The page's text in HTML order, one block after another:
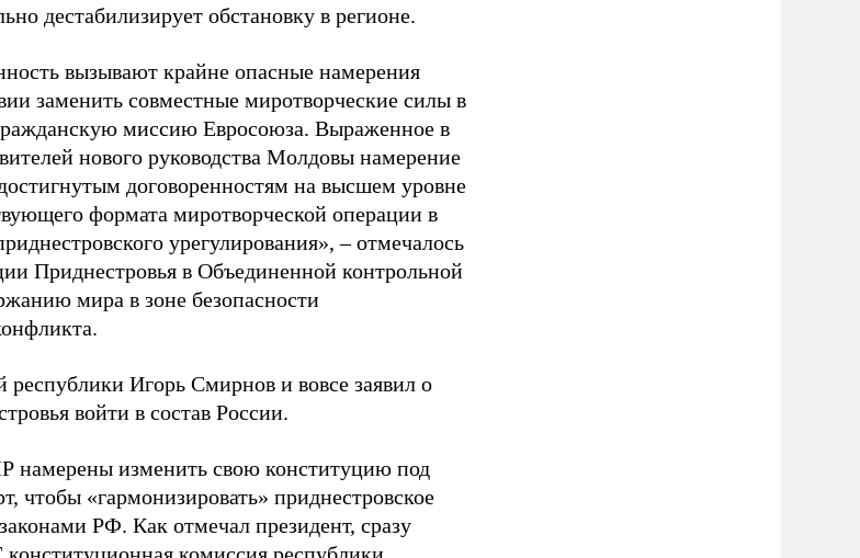
дестабилизирует обстановку в регионе.
вызывают крайне опасные намерения
заменить совместные миротворческие силы в
миссию Евросоюза. Выраженное в
нового руководства Молдовы намерение
договоренностям на высшем уровне
формата миротворческой операции в
урегулирования», – отмечалось
Приднестровья в Объединенной контрольной
мира в зоне безопасности
республики Игорь Смирнов и вовсе заявил о
войти в состав России.
намерены изменить свою конституцию под
чтобы «гармонизировать» приднестровское
законами РФ. Как отмечал президент, сразу